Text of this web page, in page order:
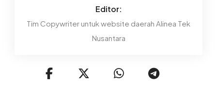
Editor:
Tim Copywriter untuk website daerah Alinea Tek
Nusantara